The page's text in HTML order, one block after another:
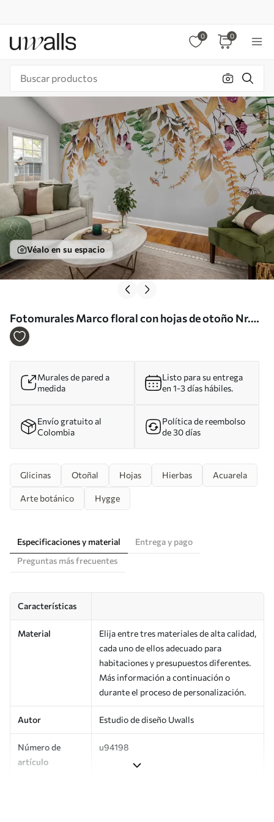
0 0
Véalo en su espacio
Fotomurales Marco floral con hojas de otoño Nr.
u94198
Murales de pared a
medida
Listo para su entrega
en 1-3 días hábiles.
Envío gratuito al
Colombia
Política de reembolso
de 30 días
Glicinas Otoñal Hojas Hierbas Acuarela
Arte botánico Hygge
Especificaciones y material
Entrega y pago
Preguntas más frecuentes
Características
Material
Elija entre tres materiales de alta calidad,
cada uno de ellos adecuado para
habitaciones y presupuestos diferentes.
Más información a continuación o
durante el proceso de personalización.
Autor Estudio de diseño Uwalls
Número de
artículo
u94198